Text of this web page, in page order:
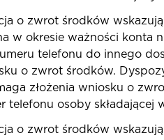
o zwrot środków
w okresie ważności
telefonu do innego
o zwrot środków.
złożenia wniosku o
telefonu osoby składającej
o zwrot środków